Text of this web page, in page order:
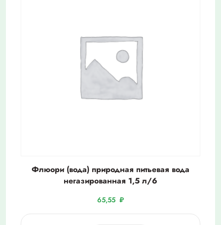
Флюори (вода) природная питьевая вода
негазированная 1,5 л/6
65,55 ₽